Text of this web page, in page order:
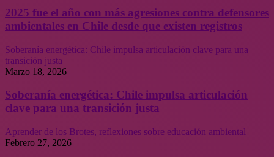
2025 fue el año con más agresiones contra defensores
ambientales en Chile desde que existen registros
Soberanía energética: Chile impulsa articulación clave para una
transición justa
Marzo 18, 2026
Soberanía energética: Chile impulsa articulación
clave para una transición justa
Aprender de los Brotes, reflexiones sobre educación ambiental
Febrero 27, 2026